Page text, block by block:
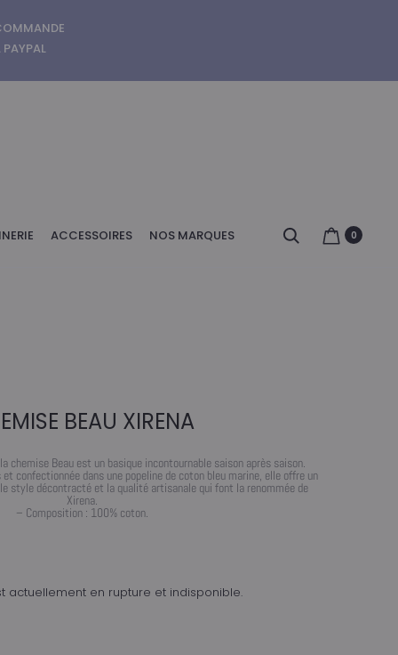
ACCESSOIRES NOS MARQUES Search 0
BEAU XIRENA
chemise Beau est un basique incontournable saison après saison.
confectionnée dans une popeline de coton bleu marine, elle offre un
style décontracté et la qualité artisanale qui font la renommée de
Xirena.
– Composition : 100% coton.
actuellement en rupture et indisponible.